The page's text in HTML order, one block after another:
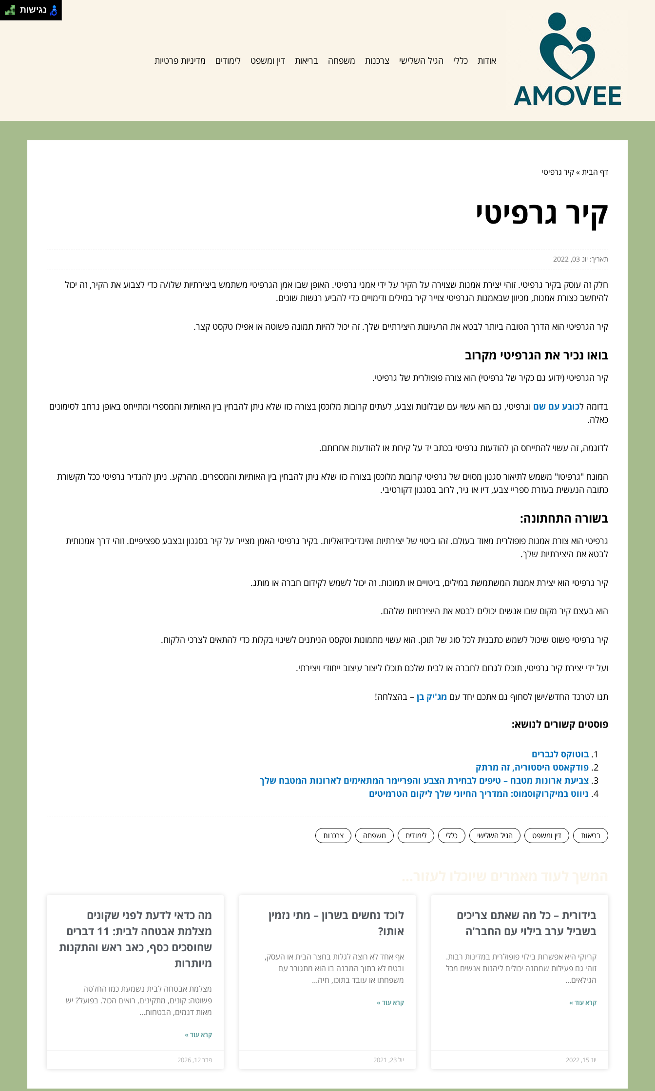
אודות כללי הגיל השלישי צרכנות משפחה בריאות דין ומשפט לימודים מדיניות פרטיות
דף הבית»קיר גרפיטי
קיר גרפיטי
תאריך: יונ 03, 2022
חלק זה עוסק בקיר גרפיטי. זוהי יצירת אמנות שצוירה על הקיר על ידי אמני גרפיטי. האופן שבו אמן הגרפיטי משתמש ביצירתיות שלו/ה כדי לצבוע את הקיר, זה יכול
להיחשב כצורת אמנות, מכיוון שבאמנות הגרפיטי צוייר קיר במילים ודימויים כדי להביע רגשות שונים.
קיר הגרפיטי הוא הדרך הטובה ביותר לבטא את הרעיונות היצירתיים שלך. זה יכול להיות תמונה פשוטה או אפילו טקסט קצר.
בואו נכיר את הגרפיטי מקרוב
קיר הגרפיטי (ידוע גם כקיר של גרפיטי) הוא צורה פופולרית של גרפיטי.
בדומה לכובע עם שם וגרפיטי, גםֿהוא עשוי עם שבלונות וצבע, לעתים קרובות מלוכסן בצורה כזו שלא ניתן להבחין בין האותיות והמספרי ומתייחס באופן נרחב לסימונים
כאלה.
לדוגמה, זה עשוי להתייחס הן להודעות גרפיטי בכתב יד על קירות או להודעות אחרותם.
המונח "גרפיטו" משמש לתיאור סגנון מסוים של גרפיטי קרובות מלוכסן בצורה כזו שלא ניתן להבחין בין האותיות והמספרים. מהרקע. ניתן להגדיר גרפיטי ככל תקשורת
כתובה הנעשית בעזרת ספריי צבע, דיו או גיר, לרוב בסגנון דקורטיבי.
בשורה התחתונה:
גרפיטי הוא צורת אמנות פופולרית מאוד בעולם. זהו ביטוי של יצירתיות ואינדיבידואליות. בקיר גרפיטי האמן מצייר על קיר בסגנון ובצבע ספציפיים. זוהי דרך אמנותית
לבטא את היצירתיות שלך.
קיר גרפיטי הוא יצירת אמנות המשתמשת במילים, ביטויים או תמונות. זה יכול לשמש לקידום חברה או מותג.
הוא בעצם קיר מקום שבו אנשים יכולים לבטא את היצירתיות שלהם.
קיר גרפיטי פשוט שיכול לשמש כתבנית לכל סוג של תוכן. הוא עשוי מתמונות וטקסט הניתנים לשינוי בקלות כדי להתאים לצרכי הלקוח.
ועל ידי יצירת קיר גרפיטי, תוכלו לגרום לחברה או לבית שלכם תוכלו ליצור עיצוב ייחודי ויצירתי.
תנו לטרנד החדש/ישן לסחוף גם אתכם יחד עם מג'יק בן – בהצלחה!
פוסטים קשורים לנושא:
בוטוקס לגברים
פודקאסט היסטוריה, זה מרתק
צביעת ארונות מטבח – טיפים לבחירת הצבע והפריימר המתאימים לארונות המטבח שלך
ניווט במיקרוקוסמוס: המדריך החיוני שלך ליקום הטרמיטים
בריאות דין ומשפט הגיל השלישי כללי לימודים משפחה צרכנות
בידורית – כל מה שאתם צריכים
בשביל ערב בילוי עם החבר'ה
קריוקי היא אפשרות בילוי פופולרית במדינות רבות.
זוהי גם פעילות שממנה יכולים ליהנות אנשים מכל
הגילאים...
קרא עוד »
יונ 15, 2022
לוכד נחשים בשרון – מתי נזמין
אותו?
אף אחד לא רוצה לגלות בחצר הבית או העסק,
ובטח לא בתוך המבנה בו הוא מתגורר עם
משפחתו או עובד בתוכו, חיה...
קרא עוד »
יול 23, 2021
מה כדאי לדעת לפני שקונים
מצלמת אבטחה לבית: 11 דברים
שחוסכים כסף, כאב ראש והתקנות
מיותרות
מצלמת אבטחה לבית נשמעת כמו החלטה
פשוטה: קונים, מתקינים, רואים הכול. בפועל? יש
מאות דגמים, הבטחות...
קרא עוד »
פבר 12, 2026
נגישות